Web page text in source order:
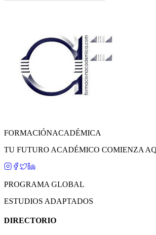
FORMACIÓNACADÉMICA
TU FUTURO ACADÉMICO COMIENZA
PROGRAMA GLOBAL
ESTUDIOS ADAPTADOS
DIRECTORIO